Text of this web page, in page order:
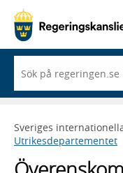
du
börjar
skriva
framträder
en
med
Sveriges
Utrikesdepartementet